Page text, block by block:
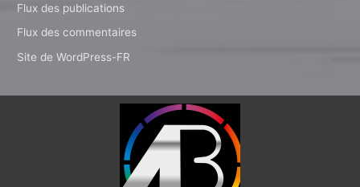
Flux des publications
Flux des commentaires
Site de WordPress-FR